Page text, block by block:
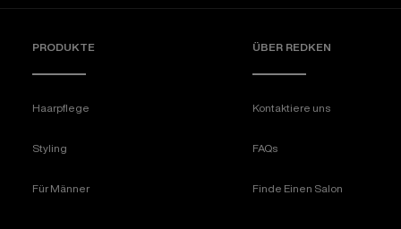
PRODUKTE
Haarpflege
Styling
Für Männer
ÜBER REDKEN​
Kontaktiere uns
FAQs
Finde Einen Salon